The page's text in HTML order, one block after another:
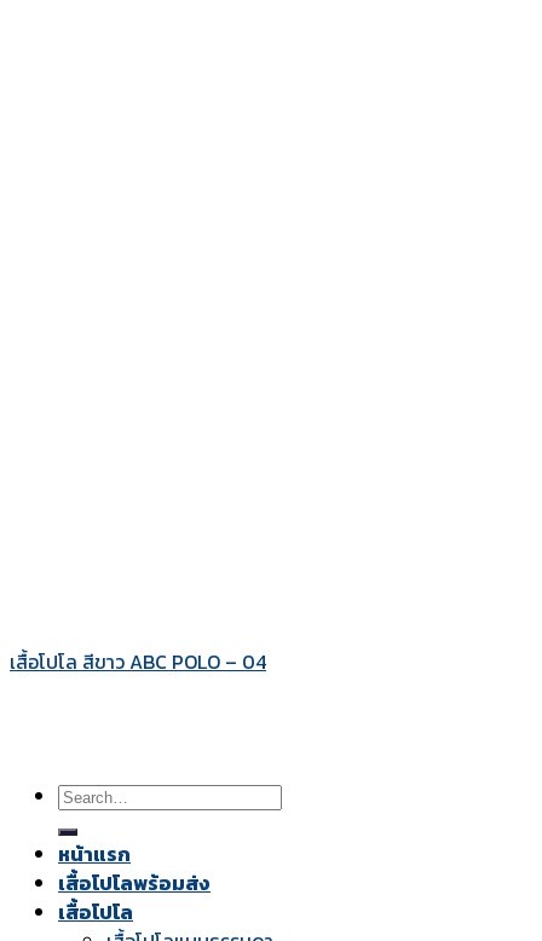
เสื้อโปโล สีขาว ABC POLO – 04
Search
for:
หน้าแรก
เสื้อโปโลพร้อมส่ง
เสื้อโปโล